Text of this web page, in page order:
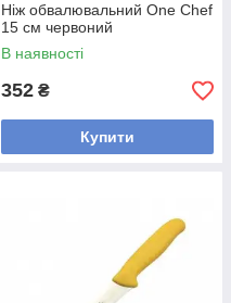
Ніж обвалювальний One Chef
15 см червоний
В наявності
352 ₴
Купити